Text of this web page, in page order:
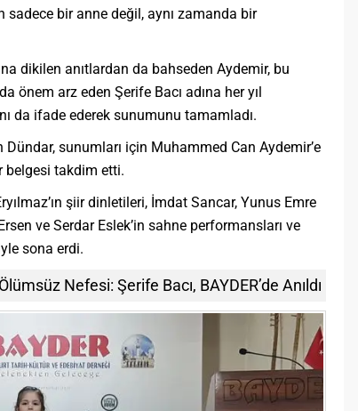
sadece bir anne değil, aynı zamanda bir
dikilen anıtlardan da bahseden Aydemir, bu
önem arz eden Şerife Bacı adına her yıl
da ifade ederek sunumunu tamamladı.
Dündar, sunumları için Muhammed Can Aydemir’e
belgesi takdim etti.
şiir dinletileri, İmdat Sancar, Yunus Emre
ve Serdar Eslek’in sahne performansları ve
sona erdi.
Nefesi: Şerife Bacı, BAYDER’de Anıldı